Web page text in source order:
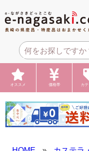
オススメ 価格帯 カ